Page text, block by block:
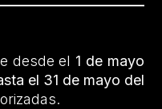
desde el 1 de mayo
el 31 de mayo del